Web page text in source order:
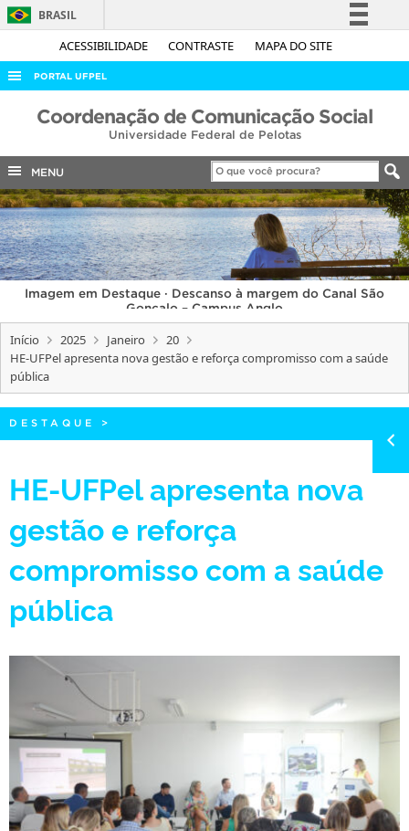
ACESSIBILIDADE CONTRASTE MAPA DO SITE
BRASIL
Simplifique!
Acesso à informação
Legislação
Canais
PORTAL UFPEL
ACESSO À INFORMAÇÃO
COBALTO
CONCURSOS
EDITAIS
INTERNACIONAL
OUVIDORIA
PORTARIAS
TELEFONES
Coordenação de Comunicação Social
Universidade Federal de Pelotas
MENU
Imagem em Destaque · Descanso à margem do Canal São
Gonçalo – Campus Anglo
Início 2025 Janeiro
20
HE-UFPel apresenta nova gestão e reforça compromisso com a saúde
pública
DESTAQUE >
HE-UFPel apresenta nova
gestão e reforça
compromisso com a saúde
pública